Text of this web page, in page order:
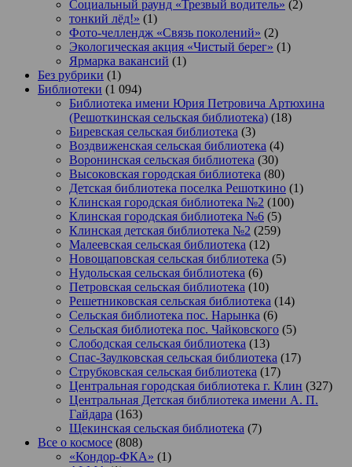
Социальный раунд «Трезвый водитель» (2)
тонкий лёд!» (1)
Фото-челлендж «Связь поколений» (2)
Экологическая акция «Чистый берег» (1)
Ярмарка вакансий (1)
Без рубрики (1)
Библиотеки (1 094)
Библиотека имени Юрия Петровича Артюхина
(Решоткинская сельская библиотека) (18)
Биревская сельская библиотека (3)
Воздвиженская сельская библиотека (4)
Воронинская сельская библиотека (30)
Высоковская городская библиотека (80)
Детская библиотека поселка Решоткино (1)
Клинская городская библиотека №2 (100)
Клинская городская библиотека №6 (5)
Клинская детская библиотека №2 (259)
Малеевская сельская библиотека (12)
Новощаповская сельская библиотека (5)
Нудольская сельская библиотека (6)
Петровская сельская библиотека (10)
Решетниковская сельская библиотека (14)
Сельская библиотека пос. Нарынка (6)
Сельская библиотека пос. Чайковского (5)
Слободская сельская библиотека (13)
Спас-Заулковская сельская библиотека (17)
Струбковская сельская библиотека (17)
Центральная городская библиотека г. Клин (327)
Центральная Детская библиотека имени А. П.
Гайдара (163)
Щекинская сельская библиотека (7)
Все о космосе (808)
«Кондор-ФКА» (1)